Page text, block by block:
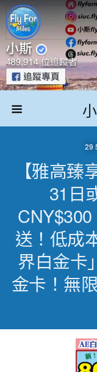
29
【雅高
31日
送！低成
界白金卡
金卡！無